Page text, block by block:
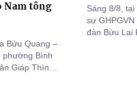
Nam tông
Bửu Quang –
phường Bình
Giáp Thìn
Sáng 8/8,
sự
đàn Bửu Lai